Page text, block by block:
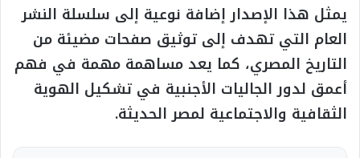
يمثل هذا الإصدار إضافة نوعية إلى سلسلة النشر
العام التي تهدف إلى توثيق صفحات مضيئة من
التاريخ المصري، كما يعد مساهمة مهمة في فهم
أعمق لدور الجاليات الأجنبية في تشكيل الهوية
الثقافية والاجتماعية لمصر الحديثة.